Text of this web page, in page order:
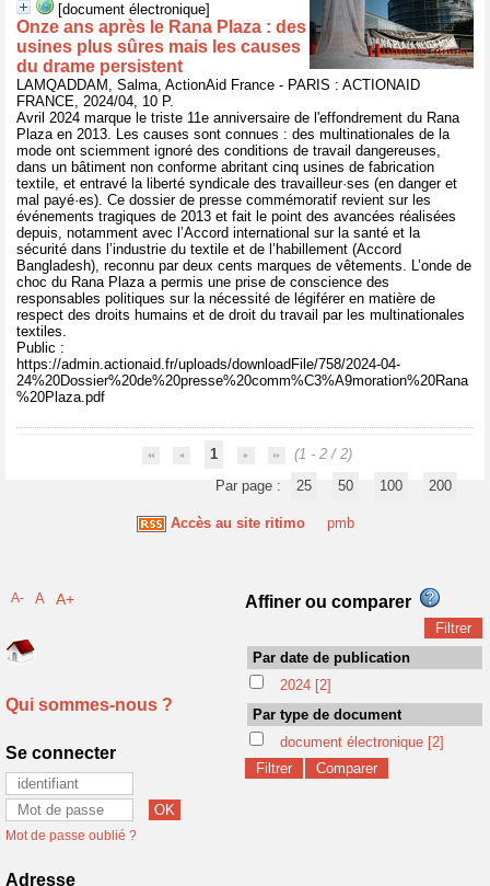
[document électronique]
Onze ans après le Rana Plaza : des
usines plus sûres mais les causes
du drame persistent
LAMQADDAM, Salma, ActionAid France - PARIS : ACTIONAID
FRANCE, 2024/04, 10 P.
Avril 2024 marque le triste 11e anniversaire de l'effondrement du Rana
Plaza en 2013. Les causes sont connues : des multinationales de la
mode ont sciemment ignoré des conditions de travail dangereuses,
dans un bâtiment non conforme abritant cinq usines de fabrication
textile, et entravé la liberté syndicale des travailleur·ses (en danger et
mal payé·es). Ce dossier de presse commémoratif revient sur les
événements tragiques de 2013 et fait le point des avancées réalisées
depuis, notamment avec l’Accord international sur la santé et la
sécurité dans l’industrie du textile et de l’habillement (Accord
Bangladesh), reconnu par deux cents marques de vêtements. L’onde de
choc du Rana Plaza a permis une prise de conscience des
responsables politiques sur la nécessité de légiférer en matière de
respect des droits humains et de droit du travail par les multinationales
textiles.
Public :
https://admin.actionaid.fr/uploads/downloadFile/758/2024-04-
24%20Dossier%20de%20presse%20comm%C3%A9moration%20Rana
%20Plaza.pdf
1
(1 - 2 / 2)
Par page :
25 50 100 200
Accès au site ritimo pmb
A- A A+
Qui sommes-nous ?
Se connecter
Mot de passe oublié ?
Adresse
Affiner ou comparer
Par date de publication
2024 [2]
Par type de document
document électronique [2]